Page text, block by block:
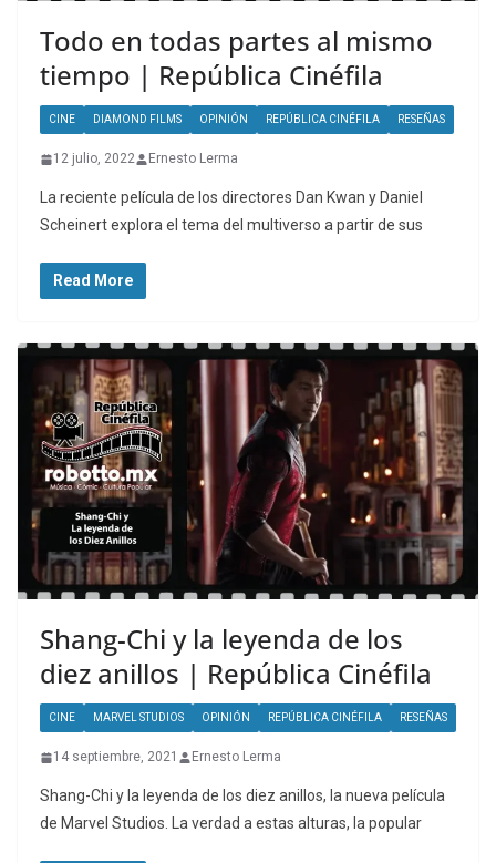
Todo en todas partes al mismo
tiempo | República Cinéfila
CINE DIAMOND FILMS OPINIÓN REPÚBLICA CINÉFILA RESEÑAS
12 julio, 2022 Ernesto Lerma
La reciente película de los directores Dan Kwan y Daniel
Scheinert explora el tema del multiverso a partir de sus
Read More
Shang-Chi y la leyenda de los
diez anillos | República Cinéfila
CINE MARVEL STUDIOS OPINIÓN REPÚBLICA CINÉFILA RESEÑAS
14 septiembre, 2021 Ernesto Lerma
Shang-Chi y la leyenda de los diez anillos, la nueva película
de Marvel Studios. La verdad a estas alturas, la popular